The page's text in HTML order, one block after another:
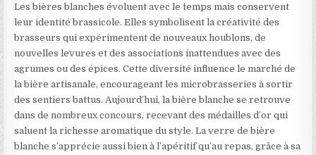
Les bières blanches évoluent avec le temps mais conservent
leur identité brassicole. Elles symbolisent la créativité des
brasseurs qui expérimentent de nouveaux houblons, de
nouvelles levures et des associations inattendues avec des
agrumes ou des épices. Cette diversité influence le marché de
la bière artisanale, encourageant les microbrasseries à sortir
des sentiers battus. Aujourd’hui, la bière blanche se retrouve
dans de nombreux concours, recevant des médailles d’or qui
saluent la richesse aromatique du style. La verre de bière
blanche s’apprécie aussi bien à l’apéritif qu’au repas, grâce à sa